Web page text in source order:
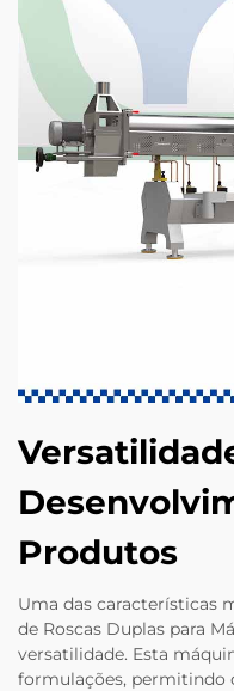
Produtos
Uma das características
de Roscas Duplas para
versatilidade. Esta
formulações, permitindo